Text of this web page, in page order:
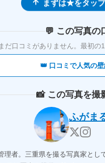
まずは★をタッ
💬 この写真の
まだ口コミがありません。 最初の
👑 口コミで人気の
📸 この写真を撮
ふがま
理者。三重県を撮る写真家と